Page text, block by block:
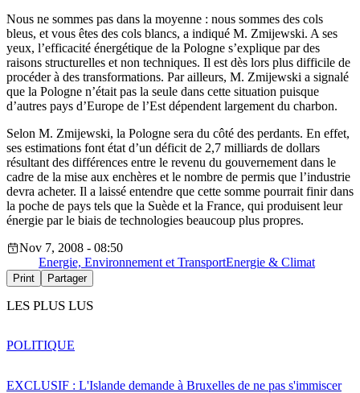
Nous ne sommes pas dans la moyenne : nous sommes des cols
bleus, et vous êtes des cols blancs, a indiqué M. Zmijewski. A ses
yeux, l’efficacité énergétique de la Pologne s’explique par des
raisons structurelles et non techniques. Il est dès lors plus difficile de
procéder à des transformations. Par ailleurs, M. Zmijewski a signalé
que la Pologne n’était pas la seule dans cette situation puisque
d’autres pays d’Europe de l’Est dépendent largement du charbon.
Selon M. Zmijewski, la Pologne sera du côté des perdants. En effet,
ses estimations font état d’un déficit de 2,7 milliards de dollars
résultant des différences entre le revenu du gouvernement dans le
cadre de la mise aux enchères et le nombre de permis que l’industrie
devra acheter. Il a laissé entendre que cette somme pourrait finir dans
la poche de pays tels que la Suède et la France, qui produisent leur
énergie par le biais de technologies beaucoup plus propres.
Nov 7, 2008 - 08:50
Energie, Environnement et TransportEnergie & Climat
Print Partager
LES PLUS LUS
EXCLUSIF : L'Islande demande à Bruxelles de ne pas s'immiscer
POLITIQUE